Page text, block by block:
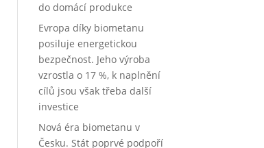
do domácí produkce
Evropa díky biometanu
posiluje energetickou
bezpečnost. Jeho výroba
vzrostla o 17 %, k naplnění
cílů jsou však třeba další
investice
Nová éra biometanu v
Česku. Stát poprvé podpoří